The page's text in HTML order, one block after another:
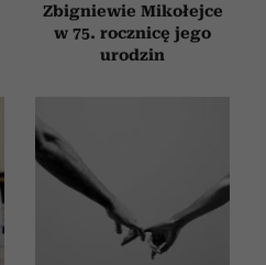
Zbigniewie Mikołejce
w 75. rocznicę jego
urodzin